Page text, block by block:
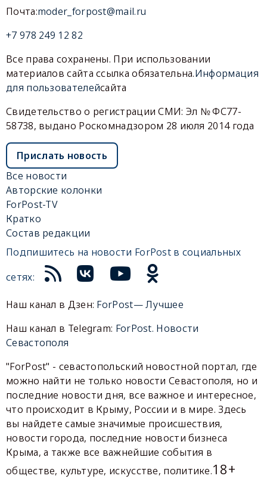
Почта:moder_forpost@mail.ru
+7 978 249 12 82
Все права сохранены. При использовании
материалов сайта ссылка обязательна.Информация
для пользователейсайта
Свидетельство о регистрации СМИ: Эл № ФС77-
58738, выдано Роскомнадзором 28 июля 2014 года
Прислать новость
Все новости
Авторские колонки
ForPost-TV
Кратко
Состав редакции
Подпишитесь на новости ForPost в социальных
сетях:
Наш канал в Дзен: ForPost— Лучшее
Наш канал в Telegram: ForPost. Новости
Севастополя
"ForPost" - севастопольский новостной портал, где
можно найти не только новости Севастополя, но и
последние новости дня, все важное и интересное,
что происходит в Крыму, России и в мире. Здесь
вы найдете самые значимые происшествия,
новости города, последние новости бизнеса
Крыма, а также все важнейшие события в
обществе, культуре, искусстве, политике.18+